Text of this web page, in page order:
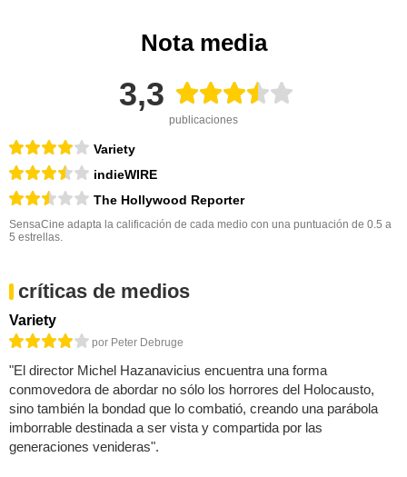
Nota media
3,3
publicaciones
Variety
indieWIRE
The Hollywood Reporter
SensaCine adapta la calificación de cada medio con una puntuación de 0.5 a
5 estrellas.
críticas de medios
Variety
por Peter Debruge
"El director Michel Hazanavicius encuentra una forma
conmovedora de abordar no sólo los horrores del Holocausto,
sino también la bondad que lo combatió, creando una parábola
imborrable destinada a ser vista y compartida por las
generaciones venideras".